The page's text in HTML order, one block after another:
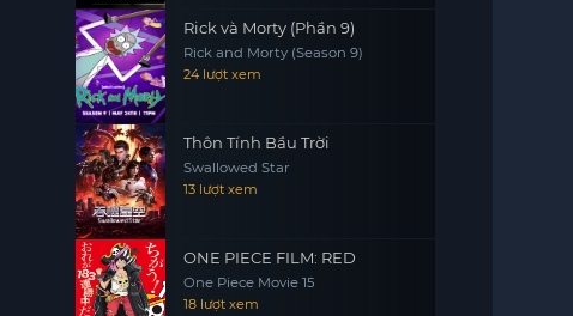
Rick và Morty (Phần 9)
Rick and Morty (Season 9)
24 lượt xem
Thôn Tính Bầu Trời
Swallowed Star
13 lượt xem
ONE PIECE FILM: RED
One Piece Movie 15
18 lượt xem